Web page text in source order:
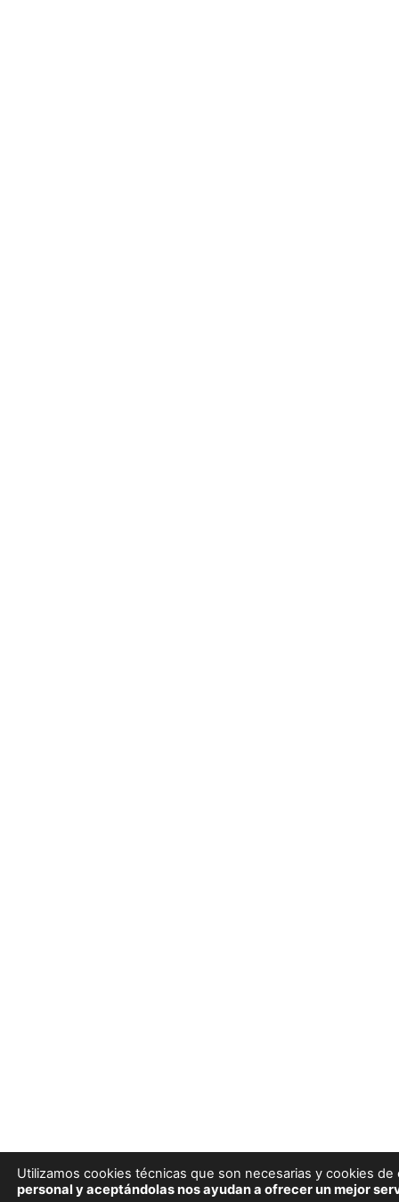
Utilizamos cookies técnicas que son necesarias y cookies
personal y aceptándolas nos ayudan a ofrecer un mejor